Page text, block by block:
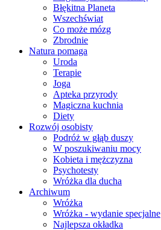
Błękitna Planeta
Wszechświat
Co może mózg
Zbrodnie
Natura pomaga
Uroda
Terapie
Joga
Apteka przyrody
Magiczna kuchnia
Diety
Rozwój osobisty
Podróż w głąb duszy
W poszukiwaniu mocy
Kobieta i mężczyzna
Psychotesty
Wróżka dla ducha
Archiwum
Wróżka
Wróżka - wydanie specjalne
Najlepsza okładka